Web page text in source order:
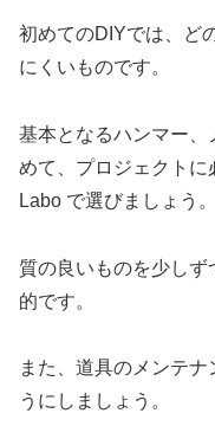
初めてのDIYでは、ど
にくいものです。
基本となるハンマー
めて、プロジェクトに
Labo で選びましょう。
質の良いものを少し
的です。
また、道具のメンテ
うにしましょう。